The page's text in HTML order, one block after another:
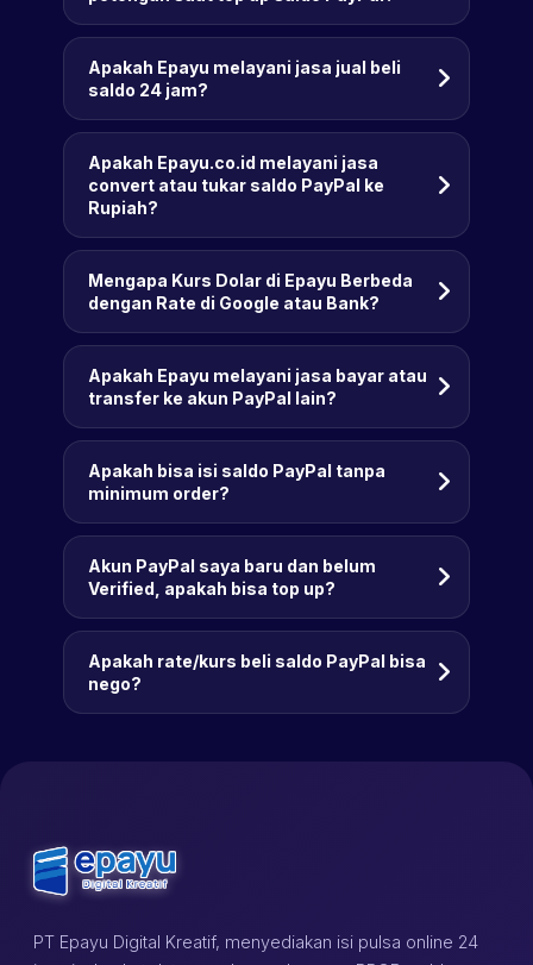
Apakah Epayu melayani jasa jual beli
saldo 24 jam?
Apakah Epayu.co.id melayani jasa
convert atau tukar saldo PayPal ke
Rupiah?
Mengapa Kurs Dolar di Epayu Berbeda
dengan Rate di Google atau Bank?
Apakah Epayu melayani jasa bayar atau
transfer ke akun PayPal lain?
Apakah bisa isi saldo PayPal tanpa
minimum order?
Akun PayPal saya baru dan belum
Verified, apakah bisa top up?
Apakah rate/kurs beli saldo PayPal bisa
nego?
PT Epayu Digital Kreatif, menyediakan isi pulsa online 24